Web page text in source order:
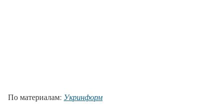
По материалам: Укринформ